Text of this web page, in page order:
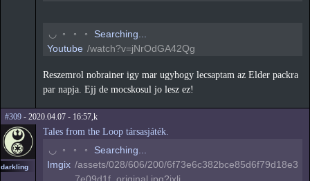
◠ ◦ ◦ ◦
Searching...
Youtube /watch?v=jNrOdGA42Qg
Reszemrol nobrainer igy mar ugyhogy lecsaptam az Elder packra
par napja. Ejj de mocskosul jo lesz ez!
#309 - 2020.04.07 - 16:57,k
darkling
Tales from the Loop társasjáték.
◠ ◦ ◦ ◦
Searching...
Imgix /assets/028/606/200/6f73e6c382bce85d6f79d18e3